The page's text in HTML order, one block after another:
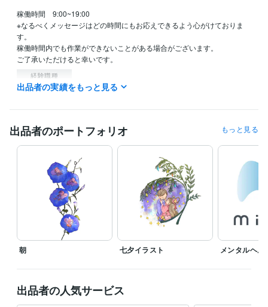
稼働時間　9:00~19:00
※なるべくメッセージはどの時間にもお応えできるよう心がけておりま
す。
稼働時間内でも作業ができないことがある場合がございます。
ご了承いただけると幸いです。
経験職種
イラストレーター・漫画家 / イラストレーター
ビジネス・クリエイティブツール
DaVinci Resolve:5年CapCut:5年
Canva:3年
CLIP STUDIO PAINT:10年Studio One:1年
得意分野
イラスト作成・漫画制作
イラスト イラスト作
Web制作・HP作成・EC構築 チラシ作成
出品者の実績をもっと見る
出品者のポートフォリオ もっと見る
朝 七夕イラスト メンタルヘル
出品者の人気サービス